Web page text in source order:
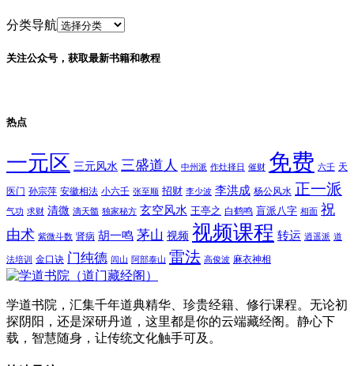
分类导航
关注公众号，获取最新书籍和教程
热点
一元区 三元风水 三盛道人 中州派 作灶择日 催财 免费 六壬 天
医门 孙宗萍 安徽相法 小六壬 张至顺 招财 李少波 李洪成 杨公风水 正一派
气功 求财 清微 滴天髓 独家秘方 玄空风水 王亭之 白鹤鸣 盲派八字 相面 祝
由术 紫微斗数 肾病 胡一鸣 茅山 视频 视频课程 转运 逍遥派 道
法培训 金口诀 门纯德 闾山 阿部泰山 雷法 高俊波 麻衣神相
学道书院，汇集千年道典精华、珍贵经籍、修行课程。无论初
探阴阳，还是深研丹道，这里都是你的云端藏经阁。静心下
载，智慧随身，让传统文化触手可及。